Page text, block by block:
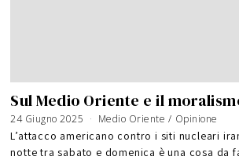
Sul Medio Oriente e il
24 Giugno 2025 Medio Oriente / Opinione
L’attacco americano contro i siti nucleari
notte tra sabato e domenica è una cosa da